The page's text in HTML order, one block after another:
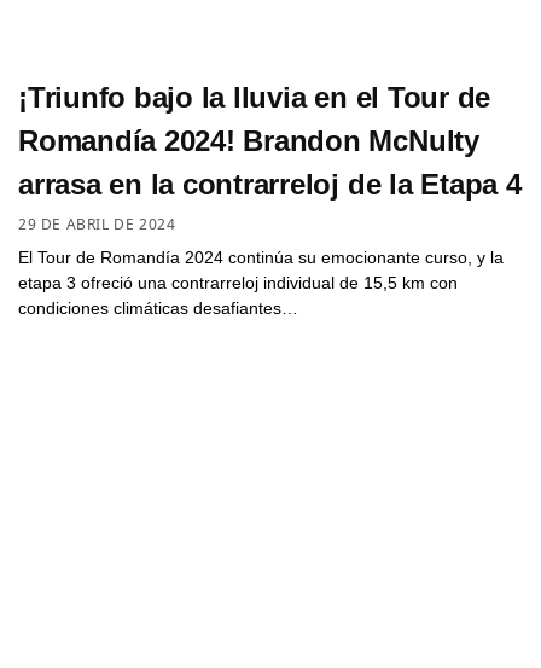
¡Triunfo bajo la lluvia en el Tour de
Romandía 2024! Brandon McNulty
arrasa en la contrarreloj de la Etapa 4
29 DE ABRIL DE 2024
El Tour de Romandía 2024 continúa su emocionante curso, y la
etapa 3 ofreció una contrarreloj individual de 15,5 km con
condiciones climáticas desafiantes…